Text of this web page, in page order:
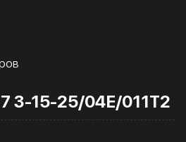
3-15-25/04Е/011Т2